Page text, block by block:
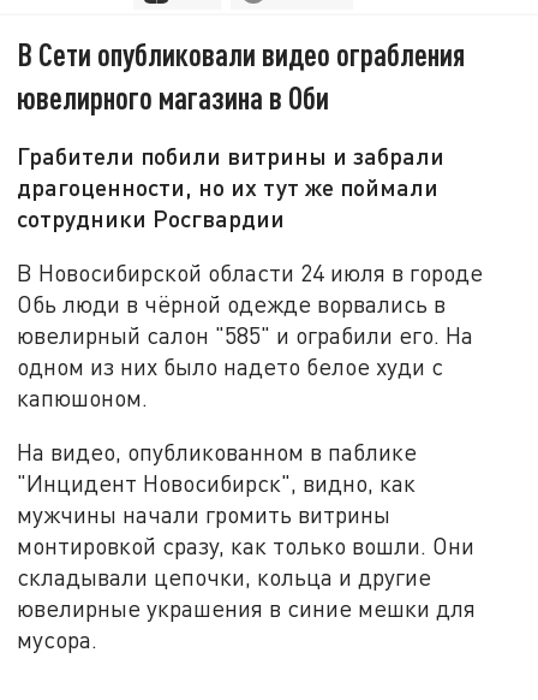
В Сети опубликовали видео ограбления
ювелирного магазина в Оби
Грабители побили витрины и забрали
драгоценности, но их тут же поймали
сотрудники Росгвардии
В Новосибирской области 24 июля в городе
Обь люди в чёрной одежде ворвались в
ювелирный салон "585" и ограбили его. На
одном из них было надето белое худи с
капюшоном.
На видео, опубликованном в паблике
"Инцидент Новосибирск", видно, как
мужчины начали громить витрины
монтировкой сразу, как только вошли. Они
складывали цепочки, кольца и другие
ювелирные украшения в синие мешки для
мусора.